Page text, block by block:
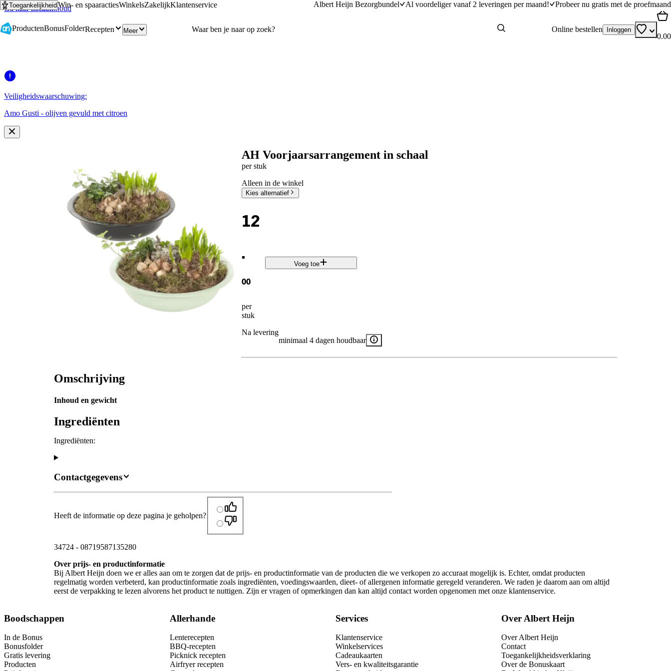
Ga naar hoofdinhoud
Ga naar zoeken
ToegankelijkheidWin- en spaaractiesWinkelsZakelijkKlantenservice Albert Heijn Bezorgbundel Al voordeliger vanaf 2 leveringen per maand! Probeer nu gratis met de proefmaand
ProductenBonusFolderRecepten Meer Online bestellen Inloggen
0.00
Veiligheidswaarschuwing:
Amo Gusti - olijven gevuld met citroen
AH Voorjaarsarrangement in schaal
per stuk
Alleen in de winkel
Kies alternatief
12
.
00
per
stuk
Voeg toe
Na levering
minimaal 4 dagen houdbaar
Omschrijving
Inhoud en gewicht
Ingrediënten
Ingrediënten:
Contactgegevens
Heeft de informatie op deze pagina je geholpen?
34724 - 08719587135280
Over prijs- en productinformatie
Bij Albert Heijn doen we er alles aan om te zorgen dat de prijs- en productinformatie van de producten die we verkopen zo accuraat mogelijk is. Echter, omdat producten
regelmatig worden verbeterd, kan productinformatie zoals ingrediënten, voedingswaarden, dieet- of allergenen informatie geregeld veranderen. We raden je daarom aan om altijd
eerst de verpakking te lezen alvorens het product te nuttigen. Zijn er vragen of opmerkingen dan kan altijd contact worden opgenomen met onze klantenservice.
Boodschappen
In de Bonus
Bonusfolder
Gratis levering
Producten
Allerhande
Lenterecepten
BBQ-recepten
Picknick recepten
Airfryer recepten
Services
Klantenservice
Winkelservices
Cadeaukaarten
Vers- en kwaliteitsgarantie
Over Albert Heijn
Over Albert Heijn
Contact
Toegankelijkheidsverklaring
Over de Bonuskaart